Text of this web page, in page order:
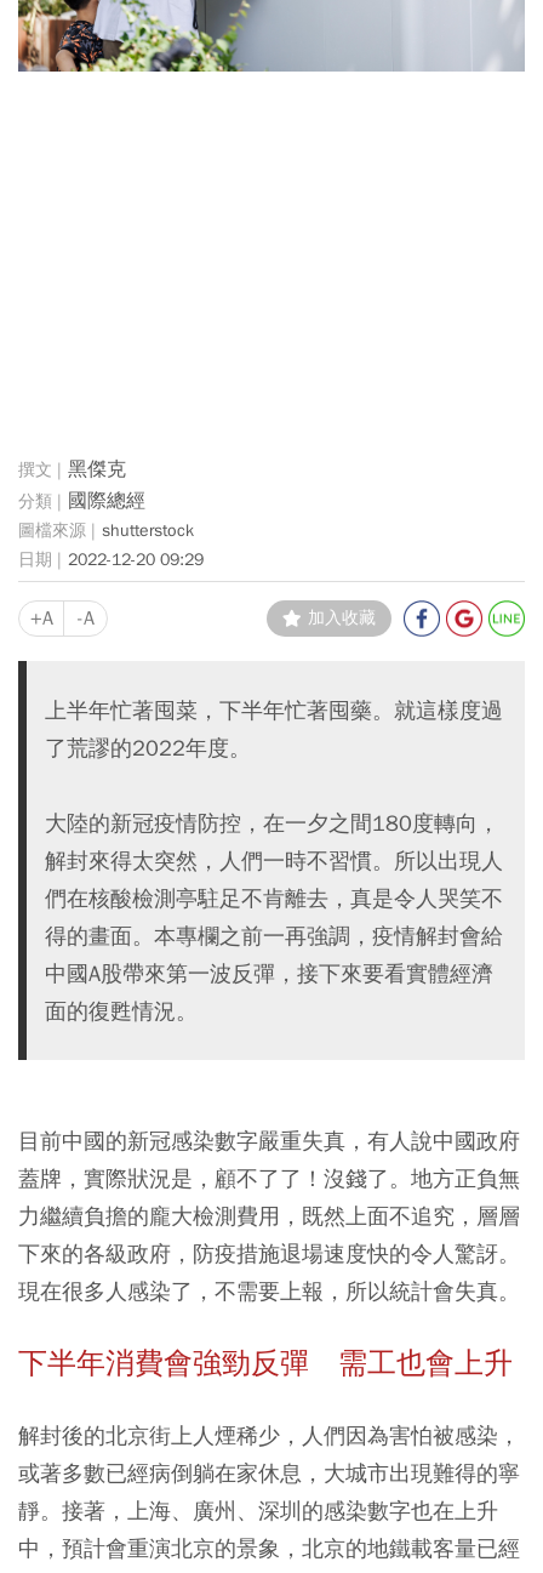
黑傑克
國際總經
shutterstock
2022-12-20 09:29
+A -A 加入收藏
上半年忙著囤菜，下半年忙著囤藥。就這樣度過
了荒謬的2022年度。
大陸的新冠疫情防控，在一夕之間180度轉向，
解封來得太突然，人們一時不習慣。所以出現人
們在核酸檢測亭駐足不肯離去，真是令人哭笑不
得的畫面。本專欄之前一再強調，疫情解封會給
中國A股帶來第一波反彈，接下來要看實體經濟
面的復甦情況。
目前中國的新冠感染數字嚴重失真，有人說中國政府
蓋牌，實際狀況是，顧不了了！沒錢了。地方正負無
力繼續負擔的龐大檢測費用，既然上面不追究，層層
下來的各級政府，防疫措施退場速度快的令人驚訝。
現在很多人感染了，不需要上報，所以統計會失真。
下半年消費會強勁反彈 需工也會上升
解封後的北京街上人煙稀少，人們因為害怕被感染，
或著多數已經病倒躺在家休息，大城市出現難得的寧
靜。接著，上海、廣州、深圳的感染數字也在上升
中，預計會重演北京的景象，北京的地鐵載客量已經